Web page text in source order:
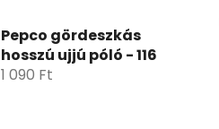
Pepco gördeszkás
hosszú ujjú póló - 116
1 090 Ft